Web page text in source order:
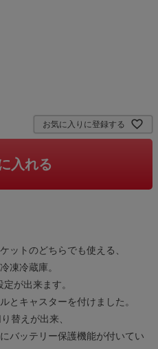
お気に入りに登録する
入れる
ットのどちらでも使える、
凍冷蔵庫。
が出来ます。
とキャスターを付けました。
替えが出来、
バッテリー保護機能が付いてい